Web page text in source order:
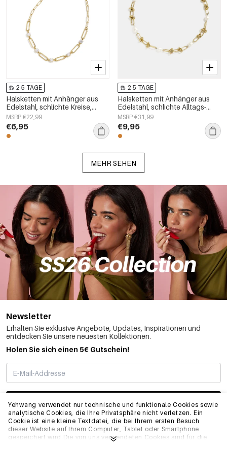
Yehwang verwendet nur technische und funktionale Cookies sowie
analytische Cookies, die Ihre Privatsphäre nicht verletzen. Ein
Cookie ist eine kleine Textdatei, die bei Ihrem ersten Besuch
dieser Website auf Ihrem Computer, Tablet oder Smartphone
gespeichert wird.Die von uns verwendeten Cookies sind für die
2-5 TAGE
Halsketten mit Anhänger aus
Edelstahl, schlichte Kreise,
Alltagsschmuck-Serie,
Damenschmuck
MSRP €22,99
€6,95
2-5 TAGE
Halsketten mit Anhänger aus
Edelstahl, schlichte Alltags-
Serie, Damenschmuck
MSRP €31,99
€9,95
MEHR SEHEN
Newsletter
Erhalten Sie exklusive Angebote, Updates, Inspirationen und
entdecken Sie unsere neuesten Kollektionen.
Holen Sie sich einen 5€ Gutschein!
ABONNIEREN
INFO